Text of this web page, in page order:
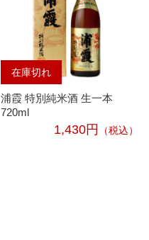
在庫切れ
浦霞 特別純米酒 生一本
720ml
1,430円 （税込）